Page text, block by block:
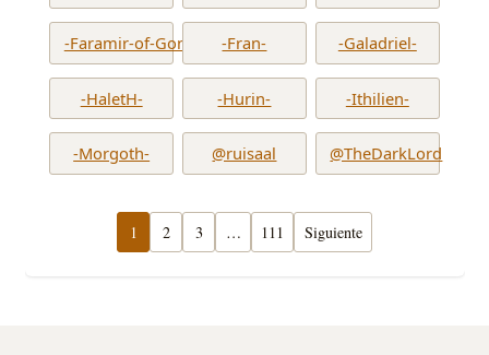
-Faramir-of-Gondor- -Fran- -Galadriel-
-HaletH- -Hurin- -Ithilien-
-Morgoth- @ruisaal @TheDarkLord
1 2 3 … 111 Siguiente